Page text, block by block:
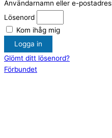
Användarnamn eller e-
Lösenord
Kom ihåg mig
Logga in
Glömt ditt lösenord?
Förbundet